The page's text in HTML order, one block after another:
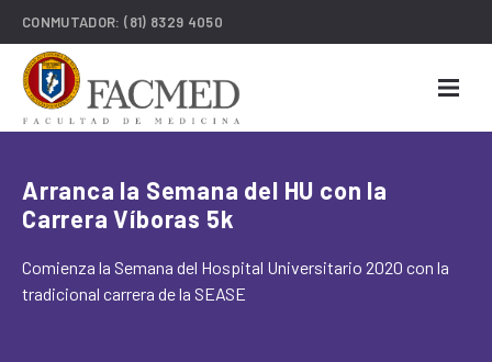
CONMUTADOR:(81) 8329 4050
Arranca la Semana del HU con la
Carrera Víboras 5k
Comienza la Semana del Hospital Universitario 2020 con la
tradicional carrera de la SEASE